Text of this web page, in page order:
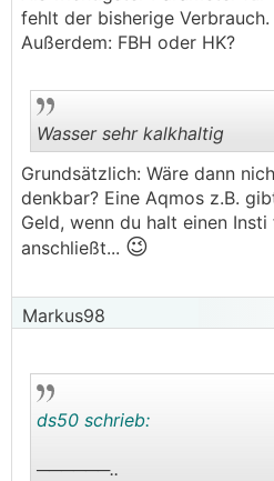
fehlt der bisherige Verbrauch.
Außerdem: FBH oder HK?
..
Wasser sehr kalkhaltig
Grundsätzlich: Wäre dann
denkbar? Eine Aqmos z.B.
Geld, wenn du halt einen
anschließt... 😉
Markus98
ds50 schrieb:
──────..